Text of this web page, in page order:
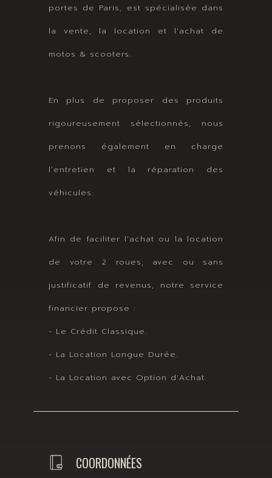
portes de Paris, est spécialisée dans
la vente, la location et l'achat de
motos & scooters.
En plus de proposer des produits
rigoureusement sélectionnés, nous
prenons également en charge
l’entretien et la réparation des
véhicules.
Afin de faciliter l'achat ou la location
de votre 2 roues, avec ou sans
justificatif de revenus, notre service
financier propose :
- Le Crédit Classique.
- La Location Longue Durée.
- La Location avec Option d'Achat.
COORDONNÉES